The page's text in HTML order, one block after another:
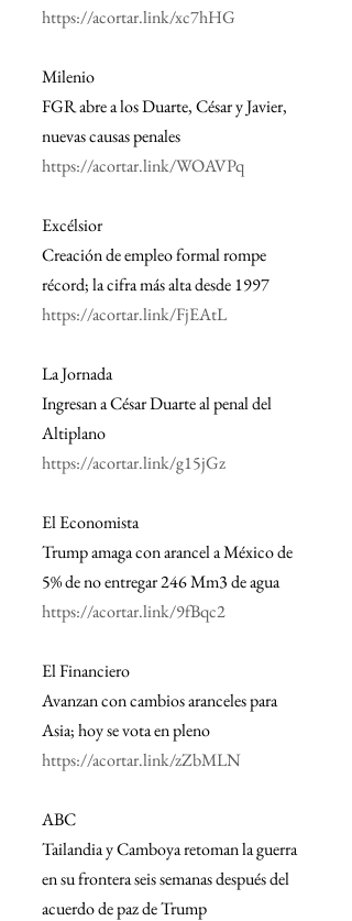
https://acortar.link/xc7hHG
Milenio
FGR abre a los Duarte, César y Javier,
nuevas causas penales
https://acortar.link/WOAVPq
Excélsior
Creación de empleo formal rompe
récord; la cifra más alta desde 1997
https://acortar.link/FjEAtL
La Jornada
Ingresan a César Duarte al penal del
Altiplano
https://acortar.link/g15jGz
El Economista
Trump amaga con arancel a México de
5% de no entregar 246 Mm3 de agua
https://acortar.link/9fBqc2
El Financiero
Avanzan con cambios aranceles para
Asia; hoy se vota en pleno
https://acortar.link/zZbMLN
ABC
Tailandia y Camboya retoman la guerra
en su frontera seis semanas después del
acuerdo de paz de Trump